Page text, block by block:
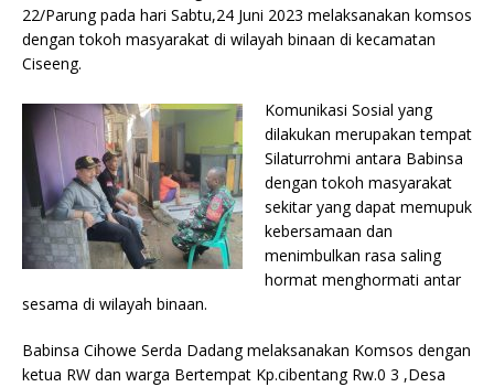
22/Parung pada hari Sabtu,24 Juni 2023 melaksanakan komsos
dengan tokoh masyarakat di wilayah binaan di kecamatan
Ciseeng.
Komunikasi Sosial yang
dilakukan merupakan tempat
Silaturrohmi antara Babinsa
dengan tokoh masyarakat
sekitar yang dapat memupuk
kebersamaan dan
menimbulkan rasa saling
hormat menghormati antar
sesama di wilayah binaan.
Babinsa Cihowe Serda Dadang melaksanakan Komsos dengan
ketua RW dan warga Bertempat Kp.cibentang Rw.0 3 ,Desa